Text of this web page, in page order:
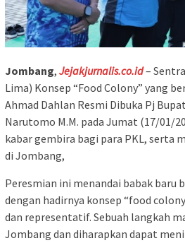
Jombang, Jejakjurnalis.co.id–
Lima) Konsep “Food Colony” yang
Ahmad Dahlan Resmi Dibuka Pj
Narutomo M.M. pada Jumat (17/01/
kabar gembira bagi para PKL, serta
di Jombang,
Peresmian ini menandai babak baru
dengan hadirnya konsep “food
dan representatif. Sebuah langkah
Jombang dan diharapkan dapat